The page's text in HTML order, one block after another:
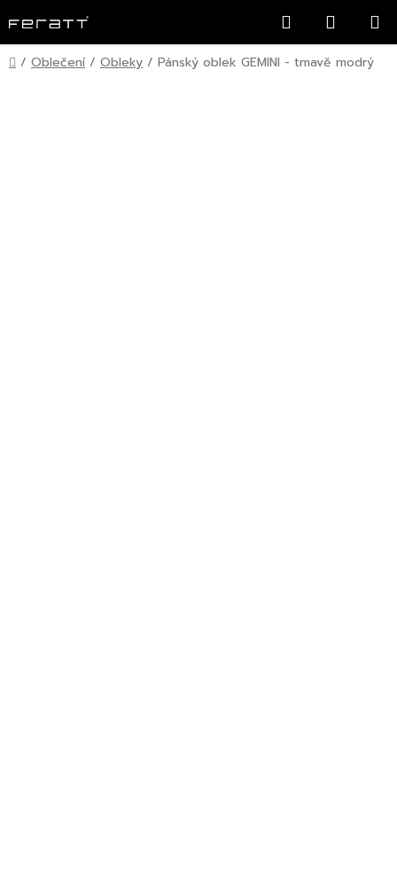
na
obsah
Hledat
KOŠÍK
Domů
/ Oblečení / Obleky / Pánský oblek GEMINI - tmavě modrý